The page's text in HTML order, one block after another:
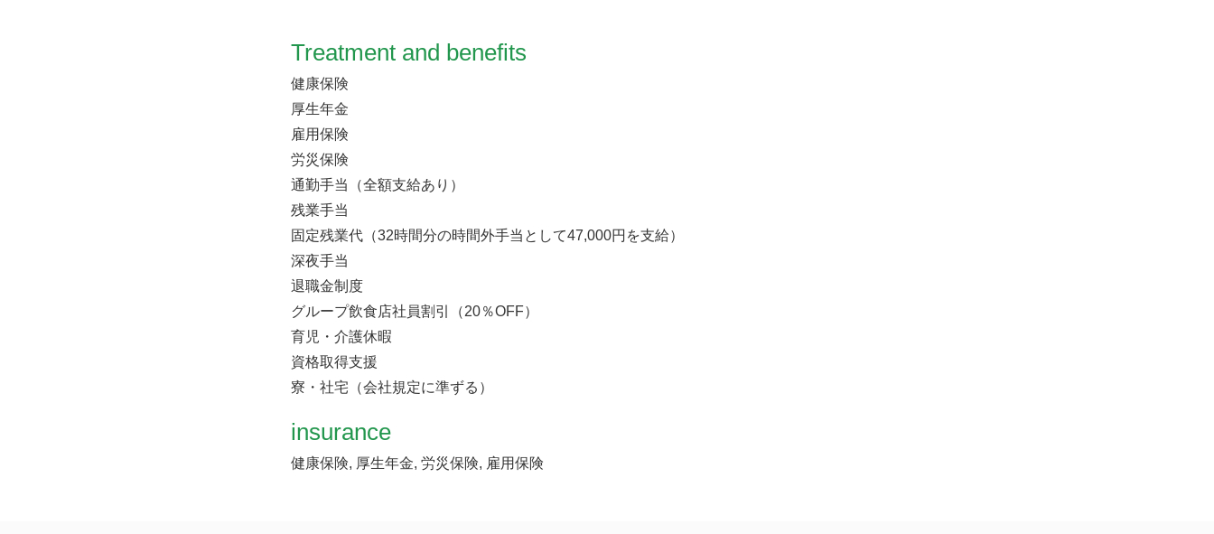
Treatment and benefits
健康保険
厚生年金
雇用保険
労災保険
通勤手当（全額支給あり）
残業手当
固定残業代（32時間分の時間外手当として47,000円を支給）
深夜手当
退職金制度
グループ飲食店社員割引（20％OFF）
育児・介護休暇
資格取得支援
寮・社宅（会社規定に準ずる）
insurance
健康保険, 厚生年金, 労災保険, 雇用保険